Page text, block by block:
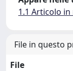
1.1 Articolo in
File in questo
File